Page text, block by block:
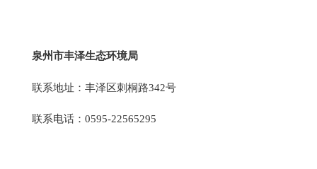
泉州市丰泽生态环境局
联系地址：丰泽区刺桐路342号
联系电话：0595-22565295